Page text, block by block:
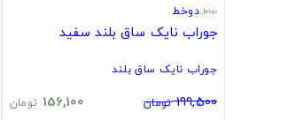
دوخط
جوراب نایک ساق بلند سفید
جوراب نایک ساق بلند
199,500 تومان 156,100 تومان